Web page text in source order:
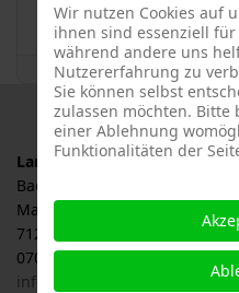
Es wurden
Landesverband für
Baden-Württemberg e.V., LOGL
Malersbuckel 11
71263 Weil der Stadt
07033 / 69 23 902
info@logl-bw.de
Wir nutzen Cookies auf
ihnen sind essenziell
während andere uns
Nutzererfahrung zu
Sie können selbst
zulassen möchten. Bitte
einer Ablehnung
Funktionalitäten der